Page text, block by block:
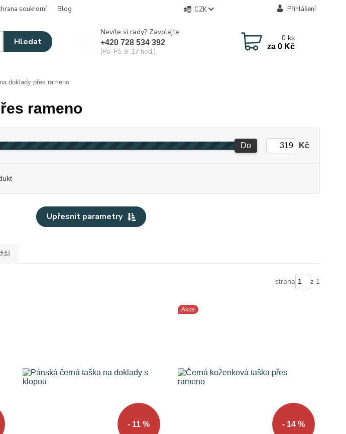
soukromí Blog CZK Přihlášení
Hledat
Nevíte si rady? Zavolejte.
+420 728 534 392
(Po-Pá, 9-17 hod.)
0 ks
za 0 Kč
doklady přes rameno
rameno
Upřesnit parametry
Do Kč
strana z 1
- 11 %
Akce
- 14 %